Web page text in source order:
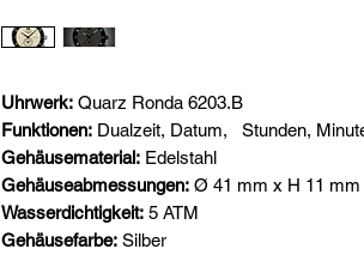
Uhrwerk: Quarz Ronda 6203.B
Funktionen: Dualzeit, Datum,
Stunden,
Gehäusematerial: Edelstahl
Gehäuseabmessungen: Ø 41 mm x H 11 mm
Wasserdichtigkeit: 5 ATM
Gehäusefarbe: Silber